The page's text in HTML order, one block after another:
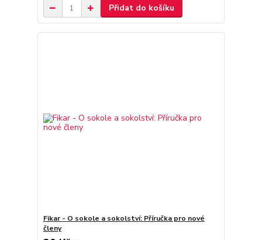
Přidat do košíku
Fikar - O sokole a sokolství: Příručka pro nové
členy